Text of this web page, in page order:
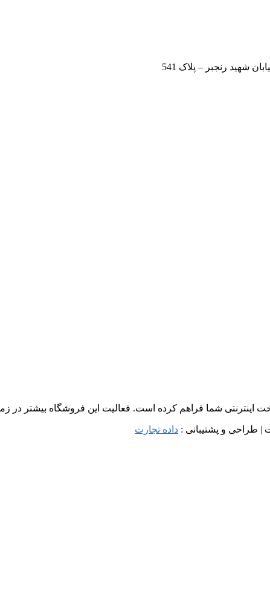
شهید رنجبر – پلاک 541
اینترنتی شما فراهم کرده است. فعالیت این فروشگاه بیشتر در
داده تجارت